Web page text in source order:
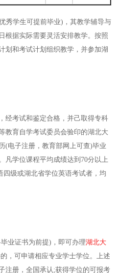
秀学生可提前毕业)，其教学辅导与
根据实际需要灵活安排教学。按照
划和考试计划组织教学，并参加湖
经考试和鉴定合格，并己取得专科
教育自学考试委员会验印的湖北大
(电子注册，教育部网上可查)毕业
凡学位课程平均成绩达到70分以上
四级或湖北省学位英语考试者，均
业证书为前提)，即可办理湖北大
，可申请相应专业学士学位。上述
注册，全国承认;获得学位的可报考